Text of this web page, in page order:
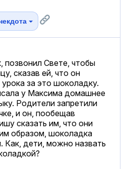
позвонил Свете, чтобы
сказав ей, что он
за это шоколадку.
у Максима домашнее
Родители запретили
и он, пообещав
сказать им, что они
образом, шоколадка
Как, дети, можно назвать